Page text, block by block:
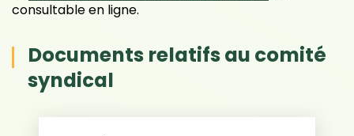
consultable en ligne.
Documents relatifs au comité
syndical